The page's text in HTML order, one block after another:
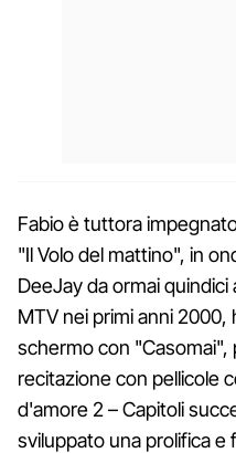
Fabio è tuttora
"Il Volo del mattino", in
DeeJay da ormai
MTV nei primi anni
schermo con
recitazione con pellicole
d'amore 2 – Capitoli
sviluppato una prolifica